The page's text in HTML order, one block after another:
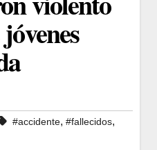
#accidente, #fallecidos,